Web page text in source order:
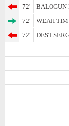
72'
BALOGUN
72'
WEAH TIM
72'
DEST